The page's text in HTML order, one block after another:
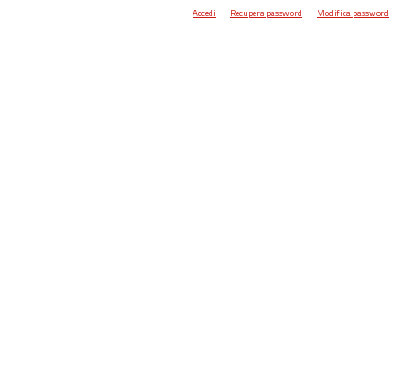
Accedi Recupera password Modifica password